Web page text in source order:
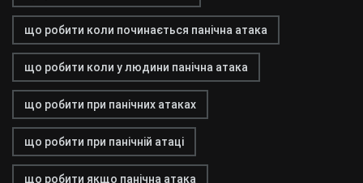
що робити коли починається панічна атака
що робити коли у людини панічна атака
що робити при панічних атаках
що робити при панічній атаці
що робити якщо панічна атака